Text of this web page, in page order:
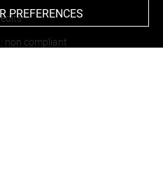
non compliant
PREFERENCES